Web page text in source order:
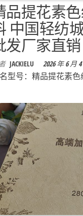
品提花素
中国轻纺
发厂家直销
JACKIELU 2026 年 6 月
型号：精品提花素色